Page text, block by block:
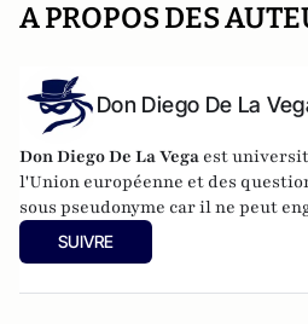
A PROPOS DES
Don Diego De La
Don Diego De La Vega est
l'Union européenne et des
sous pseudonyme car il ne peut
laquelle il travaille.
SUIVRE